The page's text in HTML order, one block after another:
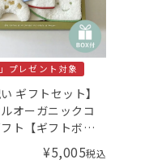
」プレゼント対象
ギフトセット】
オーガニックコ
ト【ギフトボッ
】／Amingオリジ
¥5,005税込